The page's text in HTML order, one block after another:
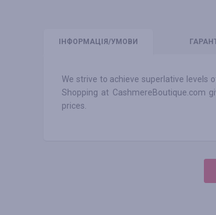
ІНФО РМАЦІЯ/УМОВИ
We strive to achieve superlative levels
Shopping at CashmereBoutique.com
prices.